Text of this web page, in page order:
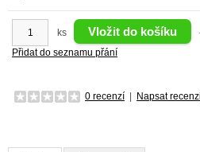
ks
Přidat do seznamu přání
0 recenzí | Napsat recenzi